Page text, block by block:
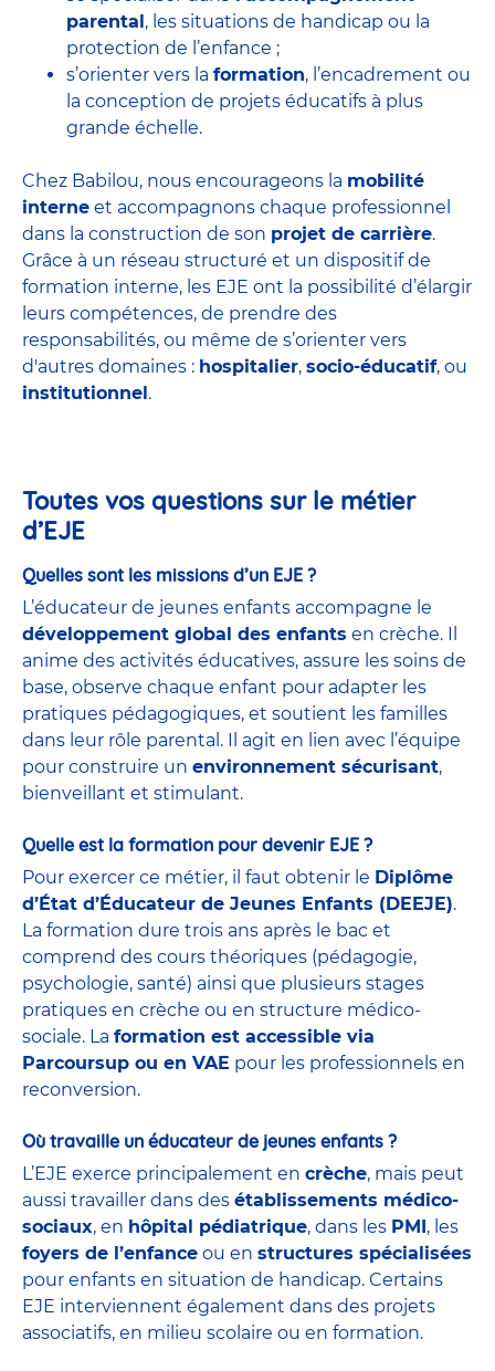
parental, les situations de handicap ou la
protection de l’enfance ;
s’orienter vers la formation, l’encadrement ou
la conception de projets éducatifs à plus
grande échelle.
Chez Babilou, nous encourageons la mobilité
interne et accompagnons chaque professionnel
dans la construction de son projet de carrière.
Grâce à un réseau structuré et un dispositif de
formation interne, les EJE ont la possibilité d’élargir
leurs compétences, de prendre des
responsabilités, ou même de s’orienter vers
d'autres domaines : hospitalier, socio-éducatif, ou
institutionnel.
Toutes vos questions sur le métier
d’EJE
Quelles sont les missions d’un EJE ?
L’éducateur de jeunes enfants accompagne le
développement global des enfants en crèche. Il
anime des activités éducatives, assure les soins de
base, observe chaque enfant pour adapter les
pratiques pédagogiques, et soutient les familles
dans leur rôle parental. Il agit en lien avec l’équipe
pour construire un environnement sécurisant,
bienveillant et stimulant.
Quelle est la formation pour devenir EJE ?
Pour exercer ce métier, il faut obtenir le Diplôme
d’État d’Éducateur de Jeunes Enfants (DEEJE).
La formation dure trois ans après le bac et
comprend des cours théoriques (pédagogie,
psychologie, santé) ainsi que plusieurs stages
pratiques en crèche ou en structure médico-
sociale. La formation est accessible via
Parcoursup ou en VAE pour les professionnels en
reconversion.
Où travaille un éducateur de jeunes enfants ?
L’EJE exerce principalement en crèche, mais peut
aussi travailler dans des établissements médico-
sociaux, en hôpital pédiatrique, dans les PMI, les
foyers de l’enfance ou en structures spécialisées
pour enfants en situation de handicap. Certains
EJE interviennent également dans des projets
associatifs, en milieu scolaire ou en formation.